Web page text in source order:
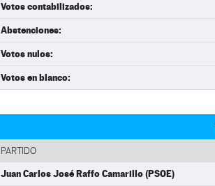
Votos contabilizados:
Abstenciones:
Votos nulos:
Votos en blanco:
PARTIDO
Juan Carlos José Raffo Camarillo (PSOE)